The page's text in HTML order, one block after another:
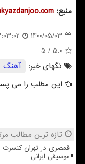
منبع:
1400/05/03
5.0
/ 5
تگهای خبر:
آهنگ
این مطلب را می
تازه ترین مطالب
قمصری در تهران کنسرت
موسیقی ایرانی